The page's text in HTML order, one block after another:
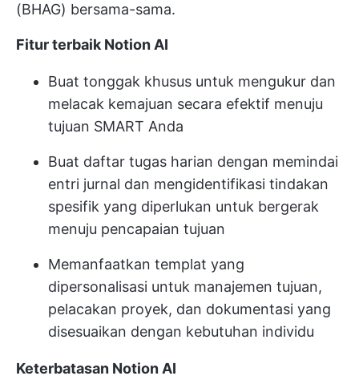
(BHAG) bersama-sama.
Fitur terbaik Notion AI
Buat tonggak khusus untuk mengukur dan
melacak kemajuan secara efektif menuju
tujuan SMART Anda
Buat daftar tugas harian dengan memindai
entri jurnal dan mengidentifikasi tindakan
spesifik yang diperlukan untuk bergerak
menuju pencapaian tujuan
Memanfaatkan templat yang
dipersonalisasi untuk manajemen tujuan,
pelacakan proyek, dan dokumentasi yang
disesuaikan dengan kebutuhan individu
Keterbatasan Notion AI